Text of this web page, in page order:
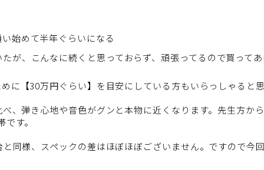
始めて半年ぐらいになる
が、こんなに続くと思っておらず、頑張ってるので買って
に【30万円ぐらい】を目安にしている方もいらっしゃると思
、弾き心地や音色がグンと本物に近くなります。先生方か
す。
同様、スペックの差はほぼほぼございません。ですので今